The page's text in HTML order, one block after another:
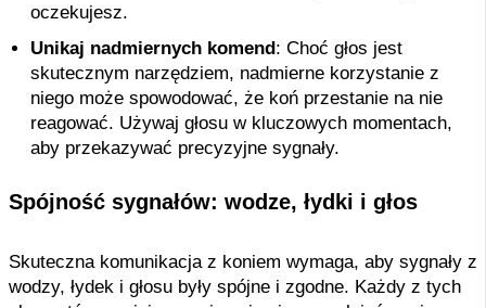
oczekujesz.
Unikaj nadmiernych komend: Choć głos jest
skutecznym narzędziem, nadmierne korzystanie z
niego może spowodować, że koń przestanie na nie
reagować. Używaj głosu w kluczowych momentach,
aby przekazywać precyzyjne sygnały.
Spójność sygnałów: wodze, łydki i głos
Skuteczna komunikacja z koniem wymaga, aby sygnały z
wodzy, łydek i głosu były spójne i zgodne. Każdy z tych